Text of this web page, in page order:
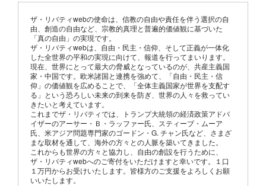
ザ・リバティwebの使命は、信教の自由や責任を伴う選択の自
由、創造の自由など、宗教的真理と普遍的価値観に基づいた
「真の自由」の実現です。
ザ・リバティwebは、自由・民主・信仰、そして正義が一体化
した全世界の平和の実現に向けて、報道を行ってまいります。
現在、世界にとって最大の脅威となっているのが、共産主義国
家・中国です。欧米諸国と連携を強めて、「自由・民主・信
仰」の価値観を広めることで、「全体主義国家が世界を支配す
る」という恐ろしい未来の到来を防ぎ、世界の人々を救ってい
きたいと考えています。
これまでザ・リバティでは、トランプ大統領の経済政策アドバ
イザーのアーサー・Ｂ・ラッファー氏、スティーブ・ムーア
氏、米アジア問題専門家のゴードン・G. チャン氏など、さまざ
まな取材を通して、海外の方々との人脈を築いてきました。
これからも世界の方々と協力し、自由の創設を行うために、
ザ・リバティwebへのご寄付をいただけますと幸いです。１口
１万円からお受けいたします。皆様方のご支援をよろしくお願
いいたします。